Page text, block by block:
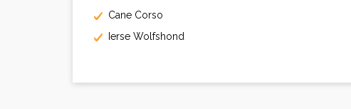
Cane Corso
Ierse Wolfshond